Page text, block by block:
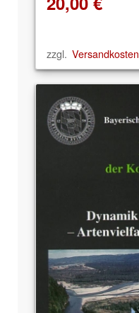
zzgl. Versandkosten